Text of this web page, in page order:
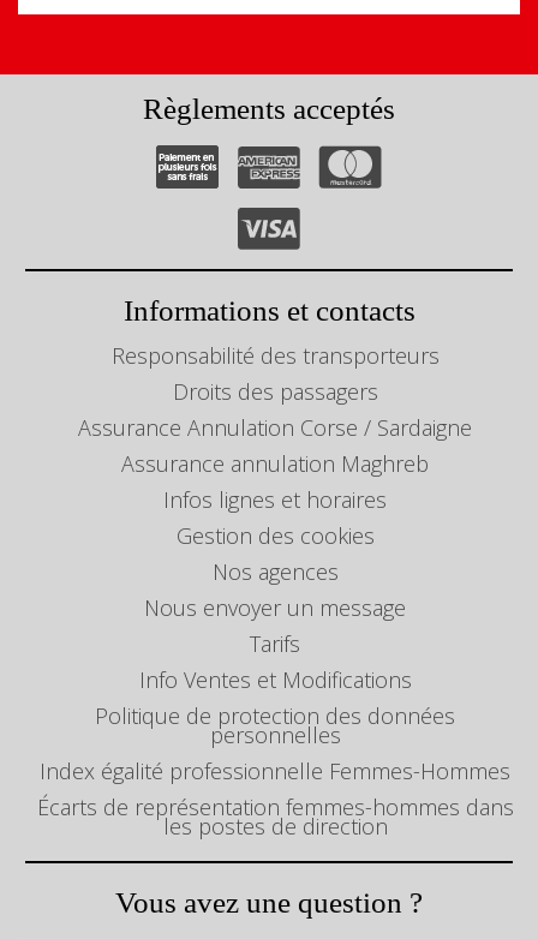
Règlements acceptés
Informations et contacts
Responsabilité des transporteurs
Droits des passagers
Assurance Annulation Corse / Sardaigne
Assurance annulation Maghreb
Infos lignes et horaires
Gestion des cookies
Nos agences
Nous envoyer un message
Tarifs
Info Ventes et Modifications
Politique de protection des données
personnelles
Index égalité professionnelle Femmes-Hommes
Écarts de représentation femmes-hommes dans
les postes de direction
Vous avez une question ?